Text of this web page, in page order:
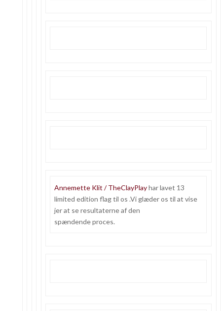
Annemette Klit / TheClayPlayhar lavet 13
limited edition flag til os .Vi glæder os til at vise
jer at se resultaterne af den
spændende proces.